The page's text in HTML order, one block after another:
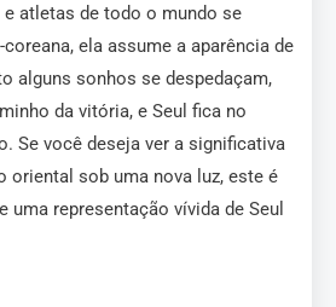
atletas de todo o mundo se
ela assume a aparência de
alguns sonhos se despedaçam,
da vitória, e Seul fica no
Se você deseja ver a significativa
oriental sob uma nova luz, este é
uma representação vívida de Seul